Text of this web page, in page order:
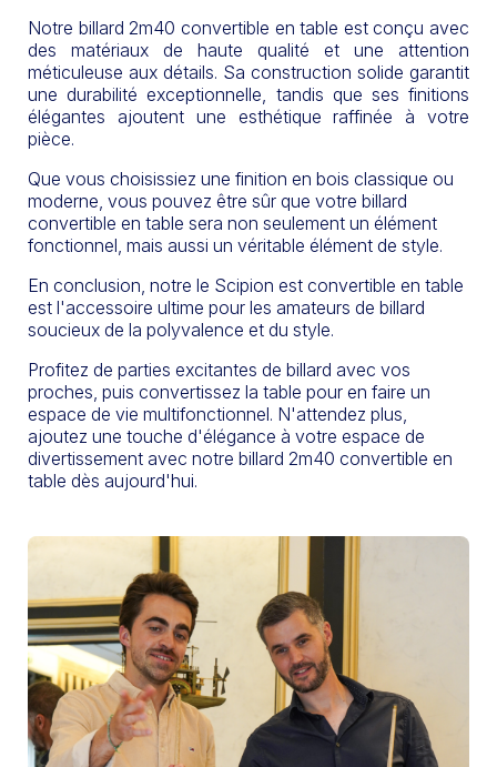
Notre billard 2m40 convertible en table est conçu avec
des matériaux de haute qualité et une attention
méticuleuse aux détails. Sa construction solide garantit
une durabilité exceptionnelle, tandis que ses finitions
élégantes ajoutent une esthétique raffinée à votre
pièce.
Que vous choisissiez une finition en bois classique ou
moderne, vous pouvez être sûr que votre billard
convertible en table sera non seulement un élément
fonctionnel, mais aussi un véritable élément de style.
En conclusion, notre le Scipion est convertible en table
est l'accessoire ultime pour les amateurs de billard
soucieux de la polyvalence et du style.
Profitez de parties excitantes de billard avec vos
proches, puis convertissez la table pour en faire un
espace de vie multifonctionnel. N'attendez plus,
ajoutez une touche d'élégance à votre espace de
divertissement avec notre billard 2m40 convertible en
table dès aujourd'hui.